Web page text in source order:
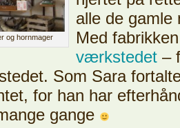
og hornmager
alle de gamle
Med
værkstedet –
Som Sara
for han har
gange